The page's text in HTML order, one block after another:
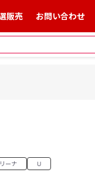
販売 お問い合わせ
ーナ U